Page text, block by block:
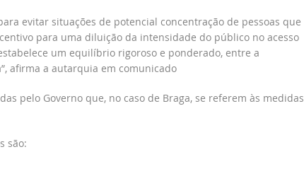
evitar situações de potencial concentração de pessoas que
para uma diluição da intensidade do público no acesso
um equilíbrio rigoroso e ponderado, entre a
afirma a autarquia em comunicado
pelo Governo que, no caso de Braga, se referem às medidas
são: